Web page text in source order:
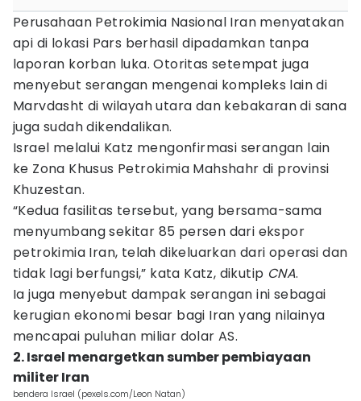
Perusahaan Petrokimia Nasional Iran menyatakan
api di lokasi Pars berhasil dipadamkan tanpa
laporan korban luka. Otoritas setempat juga
menyebut serangan mengenai kompleks lain di
Marvdasht di wilayah utara dan kebakaran di sana
juga sudah dikendalikan.
Israel melalui Katz mengonfirmasi serangan lain
ke Zona Khusus Petrokimia Mahshahr di provinsi
Khuzestan.
“Kedua fasilitas tersebut, yang bersama-sama
menyumbang sekitar 85 persen dari ekspor
petrokimia Iran, telah dikeluarkan dari operasi dan
tidak lagi berfungsi,” kata Katz, dikutip CNA.
Ia juga menyebut dampak serangan ini sebagai
kerugian ekonomi besar bagi Iran yang nilainya
mencapai puluhan miliar dolar AS.
2. Israel menargetkan sumber pembiayaan
militer Iran
bendera Israel (pexels.com/Leon Natan)